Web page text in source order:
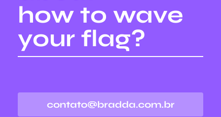
how to wave
your flag?
contato@bradda.com.br